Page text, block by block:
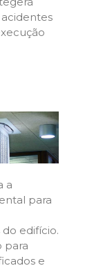
a
para
edifício.
para
e